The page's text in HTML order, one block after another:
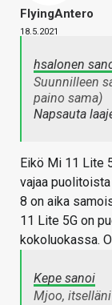
FlyingAntero
18.5.2021
hsalonen
Suunnilleen
paino sama)
Napsauta
Eikö Mi 11 Lite
vajaa
8 on aika
11 Lite 5G on
kokoluokassa.
Kepe sanoi
Mjoo,